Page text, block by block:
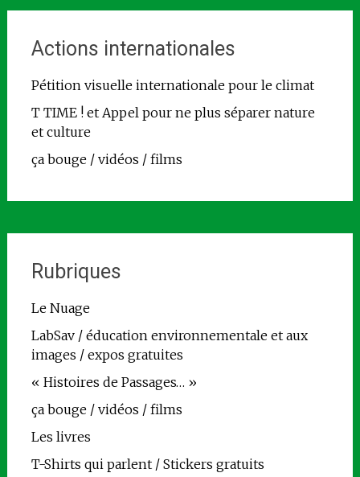
Actions internationales
Pétition visuelle internationale pour le climat
T TIME ! et Appel pour ne plus séparer nature
et culture
ça bouge / vidéos / films
Rubriques
Le Nuage
LabSav / éducation environnementale et aux
images / expos gratuites
« Histoires de Passages… »
ça bouge / vidéos / films
Les livres
T-Shirts qui parlent / Stickers gratuits